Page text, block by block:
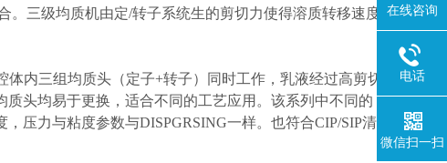
三级均质机由定/转子系统生的剪切力使得溶质转移速度
内三组均质头（定子+转子）同时工作，乳液经过高剪切
头均易于更换，适合不同的工艺应用。该系列中不同的
压力与粘度参数与DISPGRSING一样。也符合CIP/SIP清
在线咨询
电话
微信扫一扫